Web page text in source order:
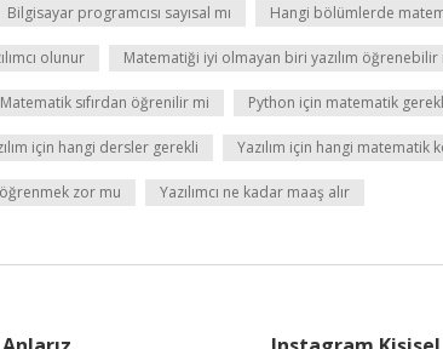
Bilgisayar programcısı sayısal mı Hangi bölümlerde
olunur Matematiği iyi olmayan biri yazılım öğrenebilir
Matematik sıfırdan öğrenilir mi Python için matematik
için hangi dersler gerekli Yazılım için hangi matematik
öğrenmek zor mu Yazılımcı ne kadar maaş alır